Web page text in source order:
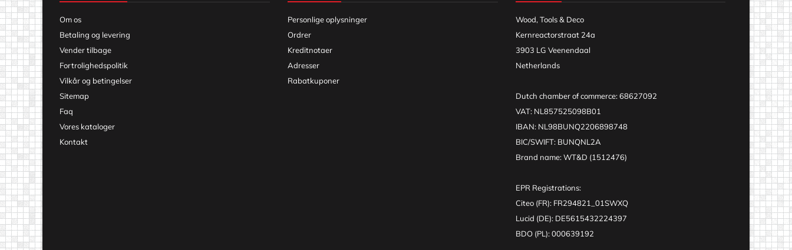
Om os
Betaling og levering
Vender tilbage
Fortrolighedspolitik
Vilkår og betingelser
Sitemap
Faq
Vores kataloger
Kontakt
Personlige oplysninger
Ordrer
Kreditnotaer
Adresser
Rabatkuponer
Wood, Tools & Deco
Kernreactorstraat 24a
3903 LG Veenendaal
Netherlands
Dutch chamber of commerce: 68627092
VAT: NL857525098B01
IBAN: NL98BUNQ2206898748
BIC/SWIFT: BUNQNL2A
Brand name: WT&D (1512476)
EPR Registrations:
Citeo (FR): FR294821_01SWXQ
Lucid (DE): DE5615432224397
BDO (PL): 000639192